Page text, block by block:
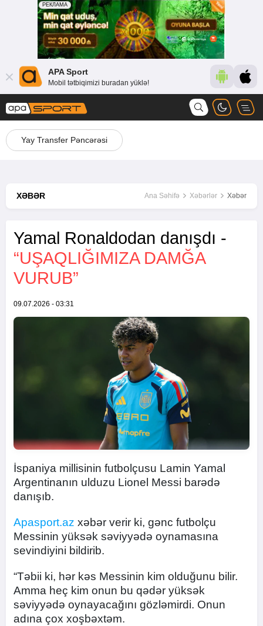
APA Sport
Mobil tətbiqimizi buradan yüklə!
Yay Transfer Pəncərəsi
XƏBƏR Ana Səhifə Xəbərlər Xəbər
Yamal Ronaldodan danışdı -
“UŞAQLIĞIMIZA DAMĞA
VURUB”
09.07.2026 - 03:31
İspaniya millisinin futbolçusu Lamin Yamal
Argentinanın ulduzu Lionel Messi barədə
danışıb.
Apasport.az xəbər verir ki, gənc futbolçu
Messinin yüksək səviyyədə oynamasına
sevindiyini bildirib.
“Təbii ki, hər kəs Messinin kim olduğunu bilir.
Amma heç kim onun bu qədər yüksək
səviyyədə oynayacağını gözləmirdi. Onun
adına çox xoşbəxtəm.